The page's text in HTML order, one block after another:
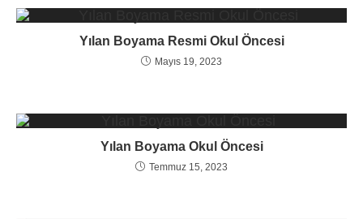
Yılan Boyama Resmi Okul Öncesi
Mayıs 19, 2023
Yılan Boyama Okul Öncesi
Temmuz 15, 2023